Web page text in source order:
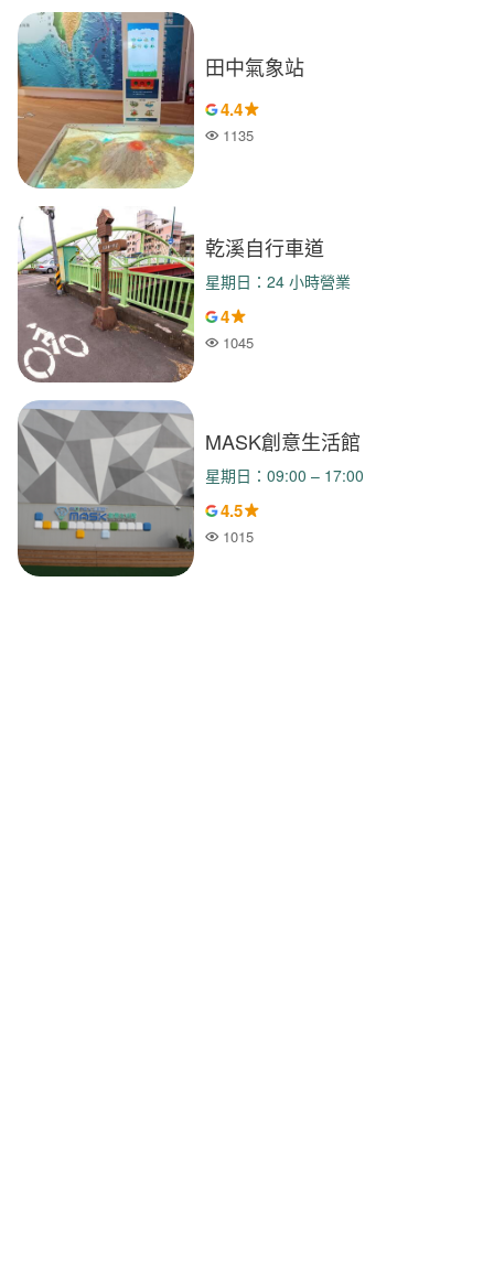
田中氣象站
4.4
人氣
1135
乾溪自行車道
星期日：24 小時營業
4
人氣
1045
MASK創意生活館
星期日：09:00 – 17:00
4.5
人氣
1015